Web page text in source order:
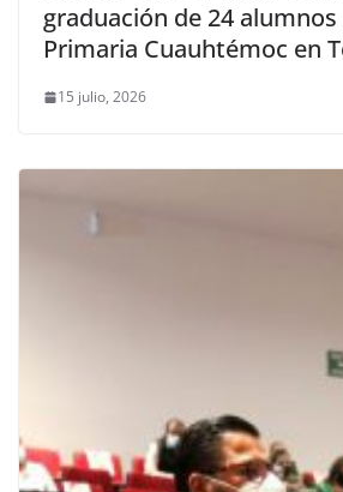
graduación de 24 alumnos
Primaria Cuauhtémoc en
15 julio, 2026